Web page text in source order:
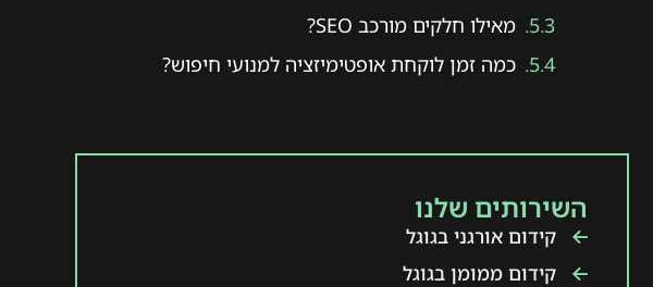
מאילו חלקים מורכב SEO?
כמה זמן לוקחת אופטימיזציה למנועי חיפוש?
השירותים שלנו
קידום אורגני בגוגל
קידום ממומן בגוגל